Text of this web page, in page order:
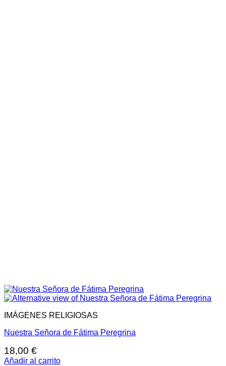
IMÁGENES RELIGIOSAS
Nuestra Señora de Fátima Peregrina
18,00 €
Añadir al carrito